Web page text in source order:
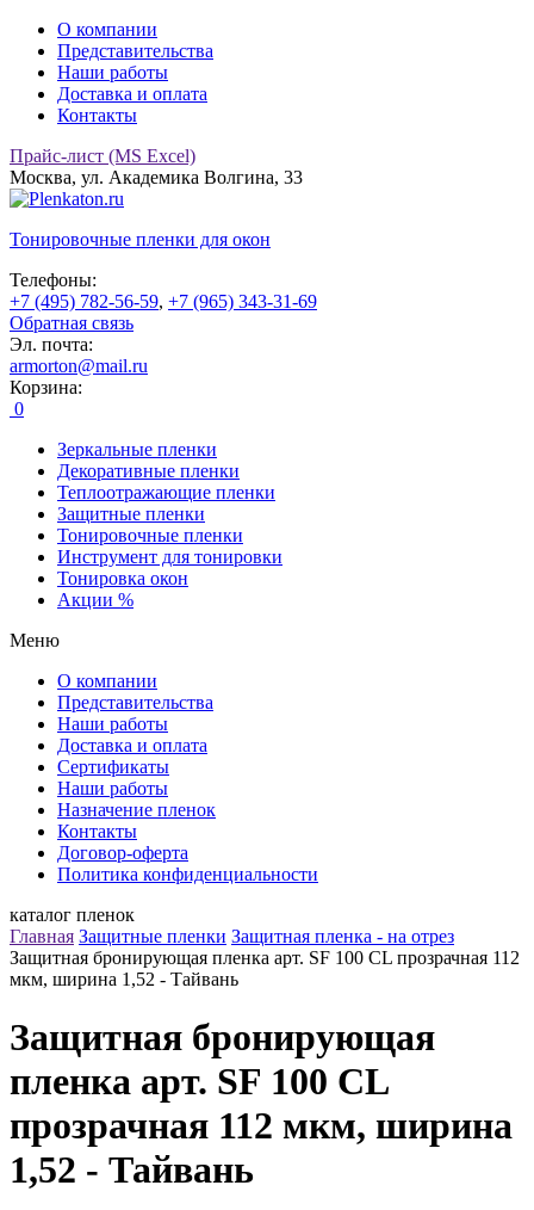
О компании
Представительства
Наши работы
Доставка и оплата
Контакты
Прайс-лист (MS Excel)
Москва, ул. Академика Волгина, 33
Тонировочные пленки для окон
Телефоны:
+7 (495) 782-56-59, +7 (965) 343-31-69
Обратная связь
Эл. почта:
armorton@mail.ru
Корзина:
0
Зеркальные пленки
Декоративные пленки
Теплоотражающие пленки
Защитные пленки
Тонировочные пленки
Инструмент для тонировки
Тонировка окон
Акции %
Меню
О компании
Представительства
Наши работы
Доставка и оплата
Сертификаты
Наши работы
Назначение пленок
Контакты
Договор-оферта
Политика конфиденциальности
каталог пленок
Главная Защитные пленки Защитная пленка - на отрез
Защитная бронирующая пленка арт. SF 100 CL прозрачная 112
мкм, ширина 1,52 - Тайвань
Защитная бронирующая
пленка арт. SF 100 CL
прозрачная 112 мкм, ширина
1,52 - Тайвань